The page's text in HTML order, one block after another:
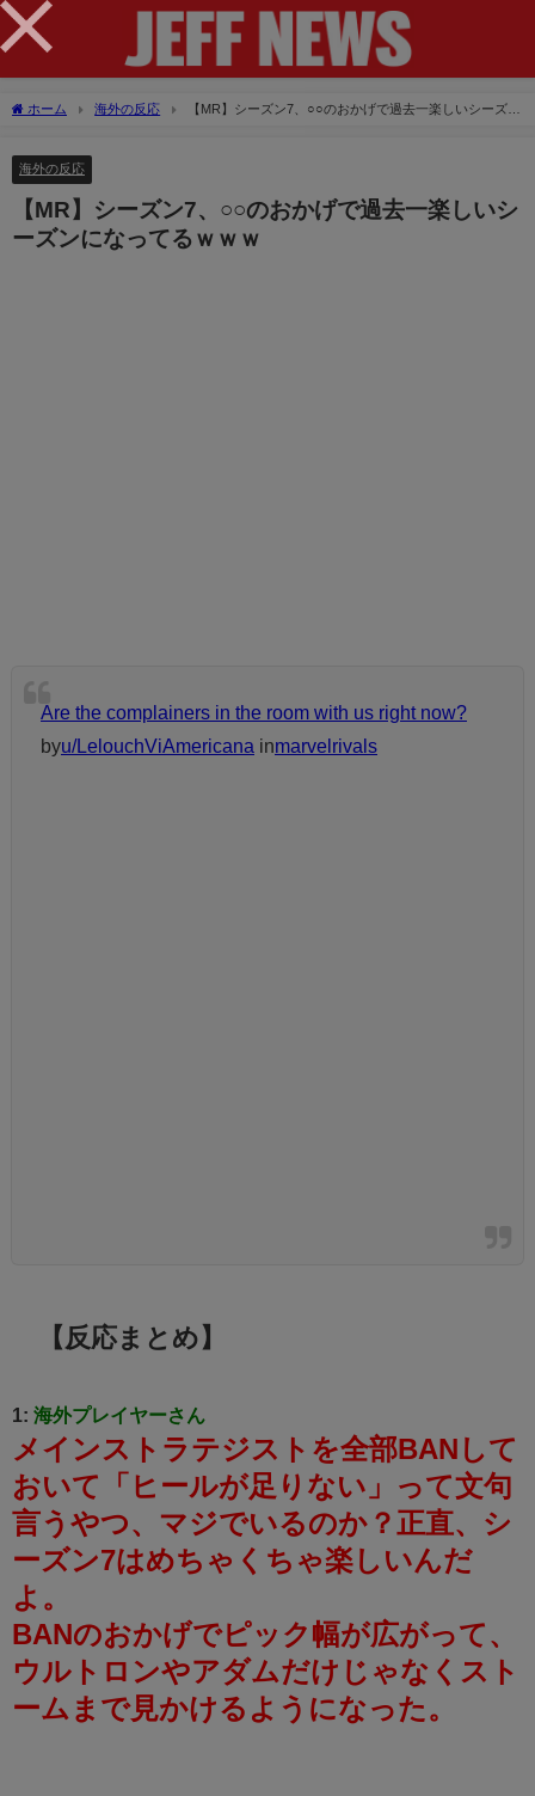
ホーム 海外の反応
【MR】シーズン7、○○のおかげで過去一楽しいシーズン
海外の反応
【MR】シーズン7、○○のおかげで過去一楽しいシ
ーズンになってるｗｗｗ
Are the complainers in the room with us right now?
byu/LelouchViAmericana inmarvelrivals
【反応まとめ】
1: 海外プレイヤーさん
メインストラテジストを全部BANして
おいて「ヒールが足りない」って文句
言うやつ、マジでいるのか？ 正直、シ
ーズン7はめちゃくちゃ楽しいんだ
よ。
BANのおかげでピック幅が広がって、
ウルトロンやアダムだけじゃなくスト
ームまで見かけるようになった。
×